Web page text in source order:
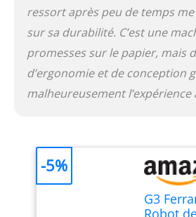
ressort après peu de temps
sur sa durabilité. C’est une
promesses sur le papier, mais
d’ergonomie et de conception
malheureusement
G3
Robot
-5%